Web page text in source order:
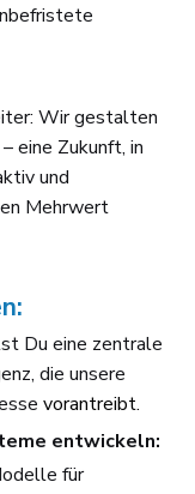
Wir gestalten
– eine Zukunft, in
und
Mehrwert
Du eine zentrale
die unsere
vorantreibt.
entwickeln:
für